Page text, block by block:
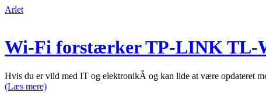
Arlet
Wi-Fi forstærker TP-LINK TL-
Hvis du er vild med IT og elektronikÂ og kan lide at være opdateret
(Læs mere)